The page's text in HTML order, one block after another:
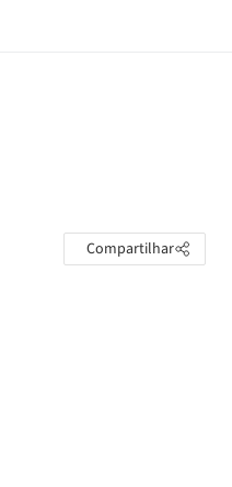
Compartilhar